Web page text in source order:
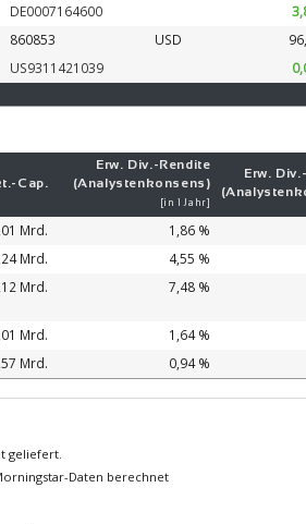
DE0007164600
860853 USD
US9311421039
Cap.
Erw. Div.- Ren­di­te
(Analystenkonsens)
[in 1 Jahr]
Erw. Div.-
Mrd. 1,86 %
Mrd. 4,55 %
Mrd. 7,48 %
Mrd. 1,64 %
Mrd. 0,94 %
geliefert.
Daten berechnet